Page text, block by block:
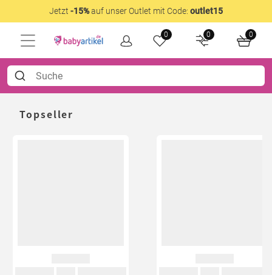
Jetzt -15%auf unser Outlet mit Code: outlet15
0 0 0
Topseller